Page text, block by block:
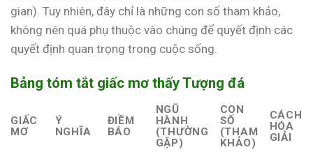
gian). Tuy nhiên, đây chỉ là những con số tham khảo,
không nên quá phụ thuộc vào chúng để quyết định các
quyết định quan trọng trong cuộc sống.
Bảng tóm tắt giấc mơ thấy Tượng đá
GIẤC
MƠ
Ý
NGHĨA
ĐIỀM
BÁO
NGŨ
HÀNH
(THƯỜNG
GẶP)
CON
SỐ
(THAM
KHẢO)
CÁCH
HÓA
GIẢI